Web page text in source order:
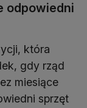
odpowiedni
która
gdy rząd
miesiące
sprzęt